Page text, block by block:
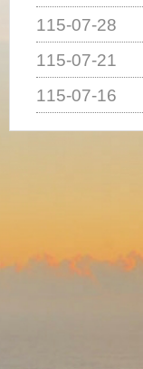
115-07-28
115-07-21
115-07-16